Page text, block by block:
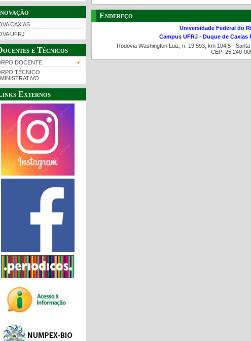
CAXIAS
UFRJ
e Técnicos
DOCENTE
TÉCNICO
Externos
Endereço
Universidade Federal do
Campus UFRJ - Duque de Caxias
Rodovia Washington Luiz, n. 19.593, km 104,5 -
CEP: 25.240-